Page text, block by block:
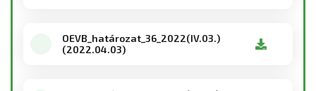
OEVB_határozat_36_2022(IV.03.)
(2022.04.03)